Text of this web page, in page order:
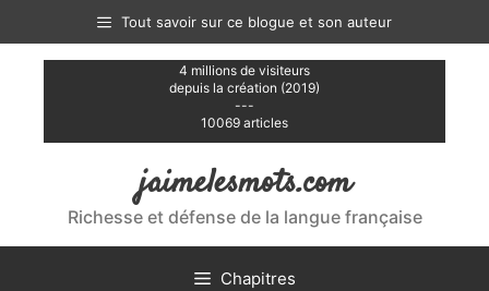
contenu
Tout savoir sur ce blogue et son auteur
4 millions de visiteurs
depuis la création (2019)
---
10069 articles
jaimelesmots.com
Richesse et défense de la langue française
Chapitres